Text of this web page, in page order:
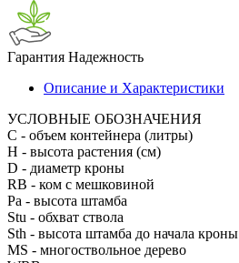
Гарантия Надежность
Описание и Характеристики
УСЛОВНЫЕ ОБОЗНАЧЕНИЯ
С - объем контейнера (литры)
H - высота растения (см)
D - диаметр кроны
RB - ком с мешковиной
Pa - высота штамба
Stu - обхват ствола
Sth - высота штамба до начала кроны
MS - многоствольное дерево